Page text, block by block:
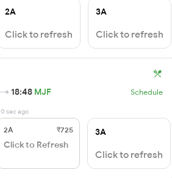
2A
Click to refresh
3A
Click to refresh
18:48 MJF Schedule
0 sec ago
2A ₹725
Click to Refresh
3A
Click to refresh